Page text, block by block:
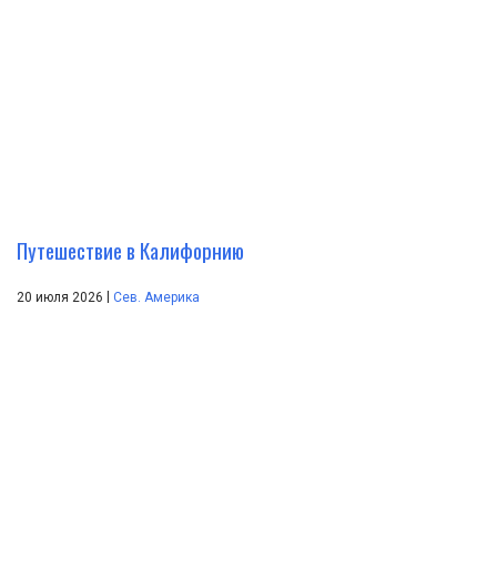
Путешествие в Калифорнию
20 июля 2026 | Сев. Америка